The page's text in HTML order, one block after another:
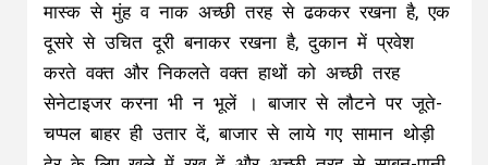
मास्क से मुंह व नाक अच्छी तरह से ढककर रखना है, एक
दूसरे से उचित दूरी बनाकर रखना है, दुकान में प्रवेश
करते वक्त और निकलते वक्त हाथों को अच्छी तरह
सेनेटाइजर करना भी न भूलें । बाजार से लौटने पर जूते-
चप्पल बाहर ही उतार दें, बाजार से लाये गए सामान थोड़ी